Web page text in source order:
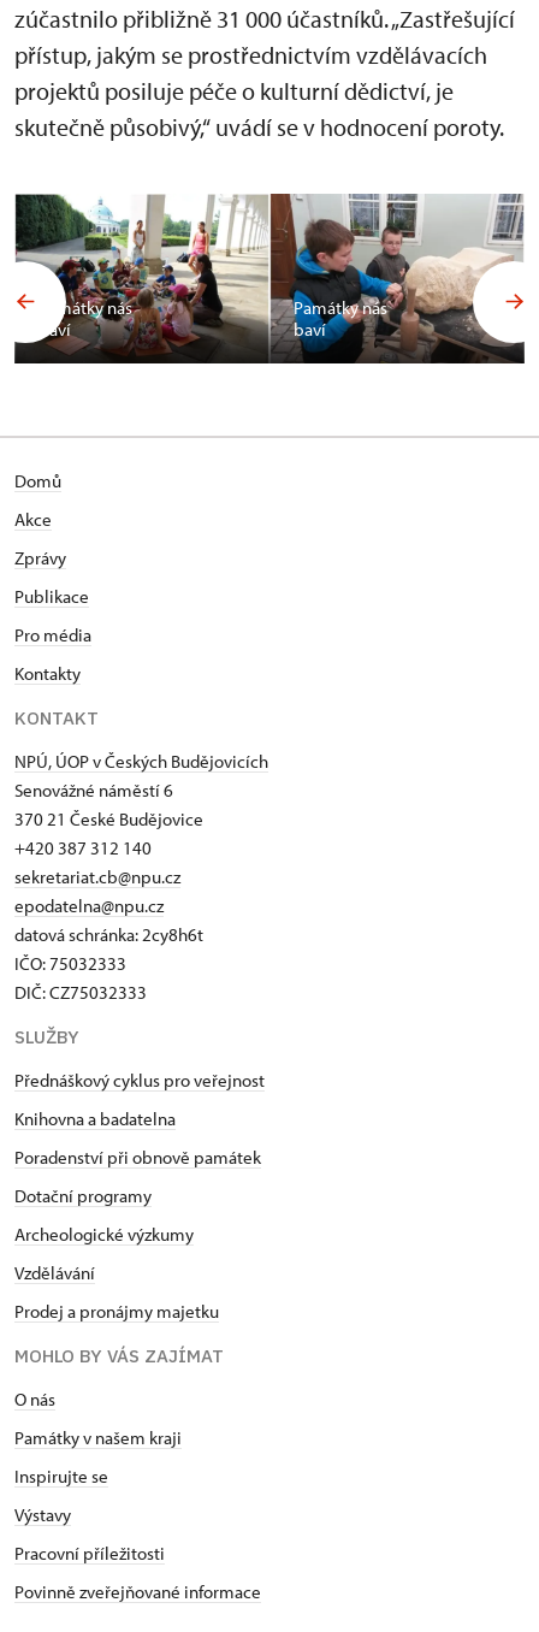
zúčastnilo přibližně 31 000 účastníků. „Zastřešující
přístup, jakým se prostřednictvím vzdělávacích
projektů posiluje péče o kulturní dědictví, je
skutečně působivý,“ uvádí se v hodnocení poroty.
Památky nás
baví
Památky nás
baví
Domů
Akce
Zprávy
Publikace
Pro média
Kontakty
KONTAKT
NPÚ, ÚOP v Českých Budějovicích
Senovážné náměstí 6
370 21 České Budějovice
+420 387 312 140
sekretariat.cb@npu.cz
epodatelna@npu.cz
datová schránka: 2cy8h6t​
IČO: 75032333
DIČ: CZ75032333
SLUŽBY
Přednáškový cyklus pro veřejnost
Knihovna a badatelna
Poradenství při obnově památek
Dotační programy
Archeologické výzkumy
Vzdělávání
Prodej a pronájmy majetku
MOHLO BY VÁS ZAJÍMAT
O nás
Památky v našem kraji
Inspirujte se
Výstavy
Pracovní příležitosti
Povinně zveřejňované informace